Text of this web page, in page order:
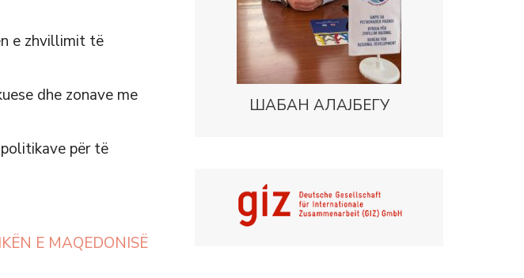
e zhvillimit të
dhe zonave me
për të
E MAQEDONISË
ШАБАН АЛАЈБЕГУ